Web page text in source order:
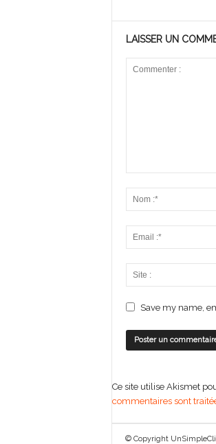
LAISSER UN
Save my name,
Ce site utilise Akismet
commentaires sont
© Copyright